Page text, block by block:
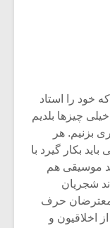
خود را استاد
چیزها بلدیم
بزنیم. هر
بکار گیرد با
موسیقی هم
شجریان
معترضان حرف
اخلاقیون و